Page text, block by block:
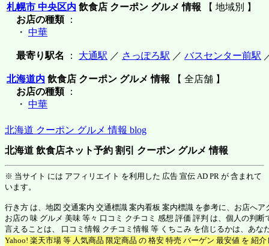
札幌市 中央区内 飲食店 クーポン グルメ 情報 【 地域別 】
お店の種類：
・ 中華
最寄り駅名 ： 大通駅 ／ さっぽろ駅 ／ バスセンター前駅
北海道内 飲食店 クーポン グルメ 情報 【 全店舗 】
お店の種類：
・ 中華
北海道 クーポン グルメ 情報 blog
北海道 飲食店ネット予約 割引 クーポン グルメ 情報
※ 当サイト には アフィリエイト を利用した 広告 宣伝 AD PR が 含まれて
います。
行き方 は、地図 交通案内 交通標識 案内看板 案内標識 を参考に、お店へア
お店の 味 グルメ 美味 等々 口コミ クチコミ 感想 評価 評判 は、個人の判断
言えることは、 口コミ情報 クチコミ情報 等 くちこみ を信じるかは、あな
Yahoo! 楽天市場 等 人気商品 限定商品 の 格安 特売 バーゲン 最安値 を 紹